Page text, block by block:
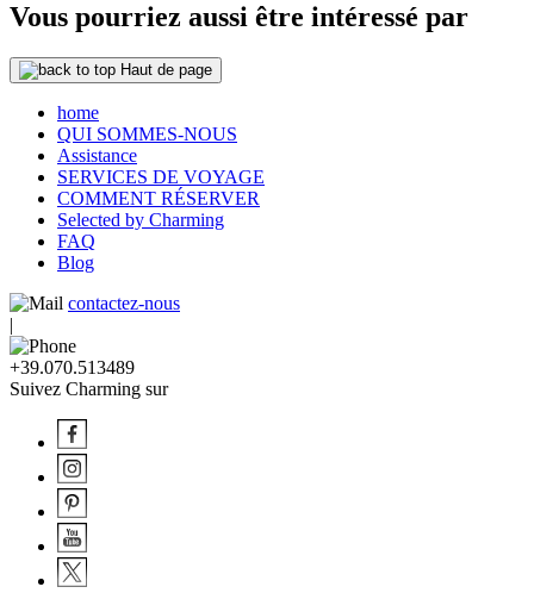
Vous pourriez aussi être intéressé par
Haut de page
home
QUI SOMMES-NOUS
Assistance
SERVICES DE VOYAGE
COMMENT RÉSERVER
Selected by Charming
FAQ
Blog
contactez-nous
|
+39.070.513489
Suivez Charming sur